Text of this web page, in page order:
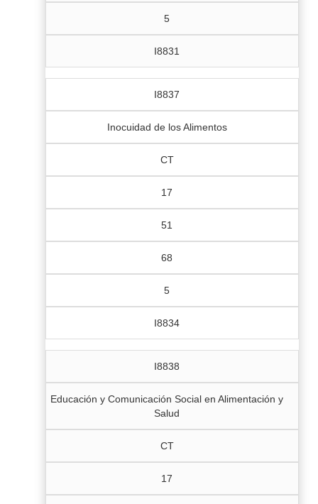
5
I8831
I8837
Inocuidad de los Alimentos
CT
17
51
68
5
I8834
I8838
Educación y Comunicación Social en Alimentación y
Salud
CT
17